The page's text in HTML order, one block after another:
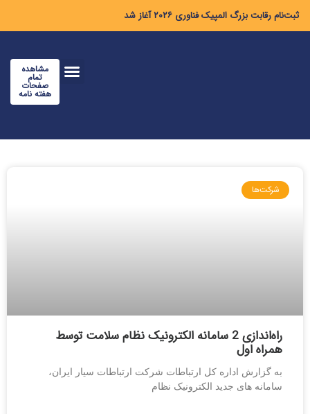
ثبت‌نام رقابت بزرگ المپیک فناوری ۲۰۲۶ آغاز شد
مشاهده
تمام
صفحات
هفته نامه
شرکت‌ها
راه‌اندازی 2 سامانه الکترونیک نظام سلامت توسط
همراه اول
به گزارش اداره کل ارتباطات شرکت ارتباطات سیار ایران،
سامانه های جدید الکترونیک نظام